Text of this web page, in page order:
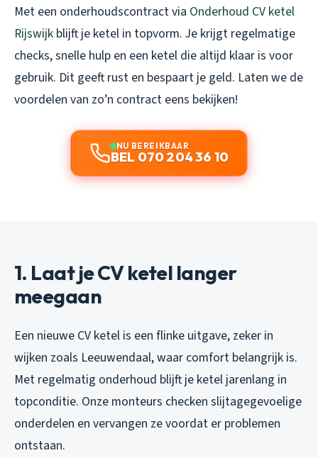
Met een onderhoudscontract via Onderhoud CV ketel
Rijswijk blijft je ketel in topvorm. Je krijgt regelmatige
checks, snelle hulp en een ketel die altijd klaar is voor
gebruik. Dit geeft rust en bespaart je geld. Laten we de
voordelen van zo’n contract eens bekijken!
NU BEREIKBAAR
BEL 070 204 36 10
1. Laat je CV ketel langer
meegaan
Een nieuwe CV ketel is een flinke uitgave, zeker in
wijken zoals Leeuwendaal, waar comfort belangrijk is.
Met regelmatig onderhoud blijft je ketel jarenlang in
topconditie. Onze monteurs checken slijtagegevoelige
onderdelen en vervangen ze voordat er problemen
ontstaan.